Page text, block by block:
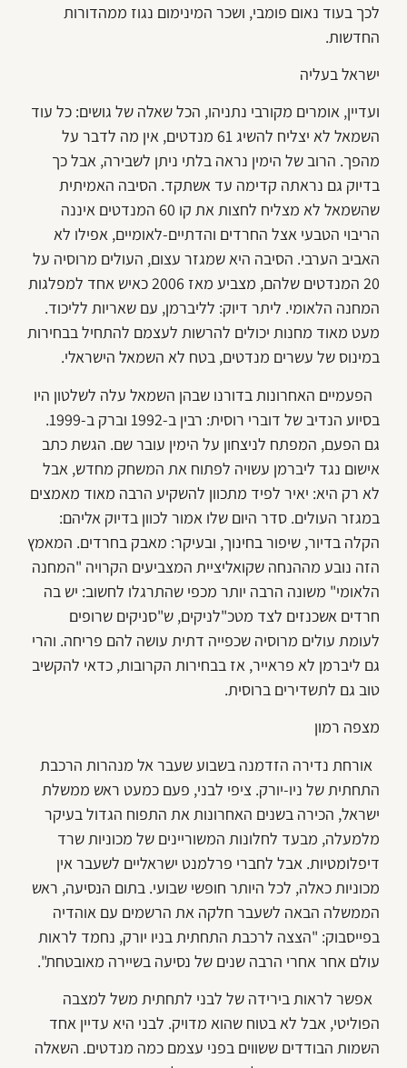
לכך בעוד נאום פומבי, ושכר המינימום נגוז ממהדורות
החדשות.
ישראל בעליה
ועדיין, אומרים מקורבי נתניהו, הכל שאלה של גושים: כל עוד
השמאל לא יצליח להשיג 61 מנדטים, אין מה לדבר על
מהפך. הרוב של הימין נראה בלתי ניתן לשבירה, אבל כך
בדיוק גם נראתה קדימה עד אשתקד. הסיבה האמיתית
שהשמאל לא מצליח לחצות את קו 60 המנדטים איננה
הריבוי הטבעי אצל החרדים והדתיים-לאומיים, אפילו לא
האביב הערבי. הסיבה היא שמגזר עצום, העולים מרוסיה על
20 המנדטים שלהם, מצביע מאז 2006 כאיש אחד למפלגות
המחנה הלאומי. ליתר דיוק: לליברמן, עם שאריות לליכוד.
מעט מאוד מחנות יכולים להרשות לעצמם להתחיל בבחירות
במינוס של עשרים מנדטים, בטח לא השמאל הישראלי.
הפעמיים האחרונות בדורנו שבהן השמאל עלה לשלטון היו
בסיוע הנדיב של דוברי רוסית: רבין ב-1992 וברק ב-1999.
גם הפעם, המפתח לניצחון על הימין עובר שם. הגשת כתב
אישום נגד ליברמן עשויה לפתוח את המשחק מחדש, אבל
לא רק היא: יאיר לפיד מתכוון להשקיע הרבה מאוד מאמצים
במגזר העולים. סדר היום שלו אמור לכוון בדיוק אליהם:
הקלה בדיור, שיפור בחינוך, ובעיקר: מאבק בחרדים. המאמץ
הזה נובע מההנחה שקואליציית המצביעים הקרויה "המחנה
הלאומי" משונה הרבה יותר מכפי שהתרגלו לחשוב: יש בה
חרדים אשכנזים לצד מטכ"לניקים, ש"סניקים שרופים
לעומת עולים מרוסיה שכפייה דתית עושה להם פריחה. והרי
גם ליברמן לא פראייר, אז בבחירות הקרובות, כדאי להקשיב
טוב גם לתשדירים ברוסית.
מצפה רמון
אורחת נדירה הזדמנה בשבוע שעבר אל מנהרות הרכבת
התחתית של ניו-יורק. ציפי לבני, פעם כמעט ראש ממשלת
ישראל, הכירה בשנים האחרונות את התפוח הגדול בעיקר
מלמעלה, מבעד לחלונות המשוריינים של מכוניות שרד
דיפלומטיות. אבל לחברי פרלמנט ישראליים לשעבר אין
מכוניות כאלה, לכל היותר חופשי שבועי. בתום הנסיעה, ראש
הממשלה הבאה לשעבר חלקה את הרשמים עם אוהדיה
בפייסבוק: "הצצה לרכבת התחתית בניו יורק, נחמד לראות
עולם אחר אחרי הרבה שנים של נסיעה בשיירה מאובטחת".
אפשר לראות בירידה של לבני לתחתית משל למצבה
הפוליטי, אבל לא בטוח שהוא מדויק. לבני היא עדיין אחד
השמות הבודדים ששווים בפני עצמם כמה מנדטים. השאלה